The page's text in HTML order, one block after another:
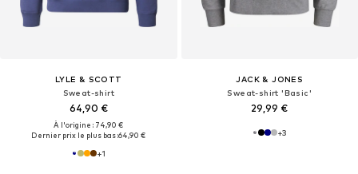
LYLE & SCOTT
Sweat-shirt
64,90 €
À l'origine : 74,90 €
Dernier prix le plus bas :64,90 €
+1
JACK & JONES
Sweat-shirt 'Basic'
29,99 €
+3